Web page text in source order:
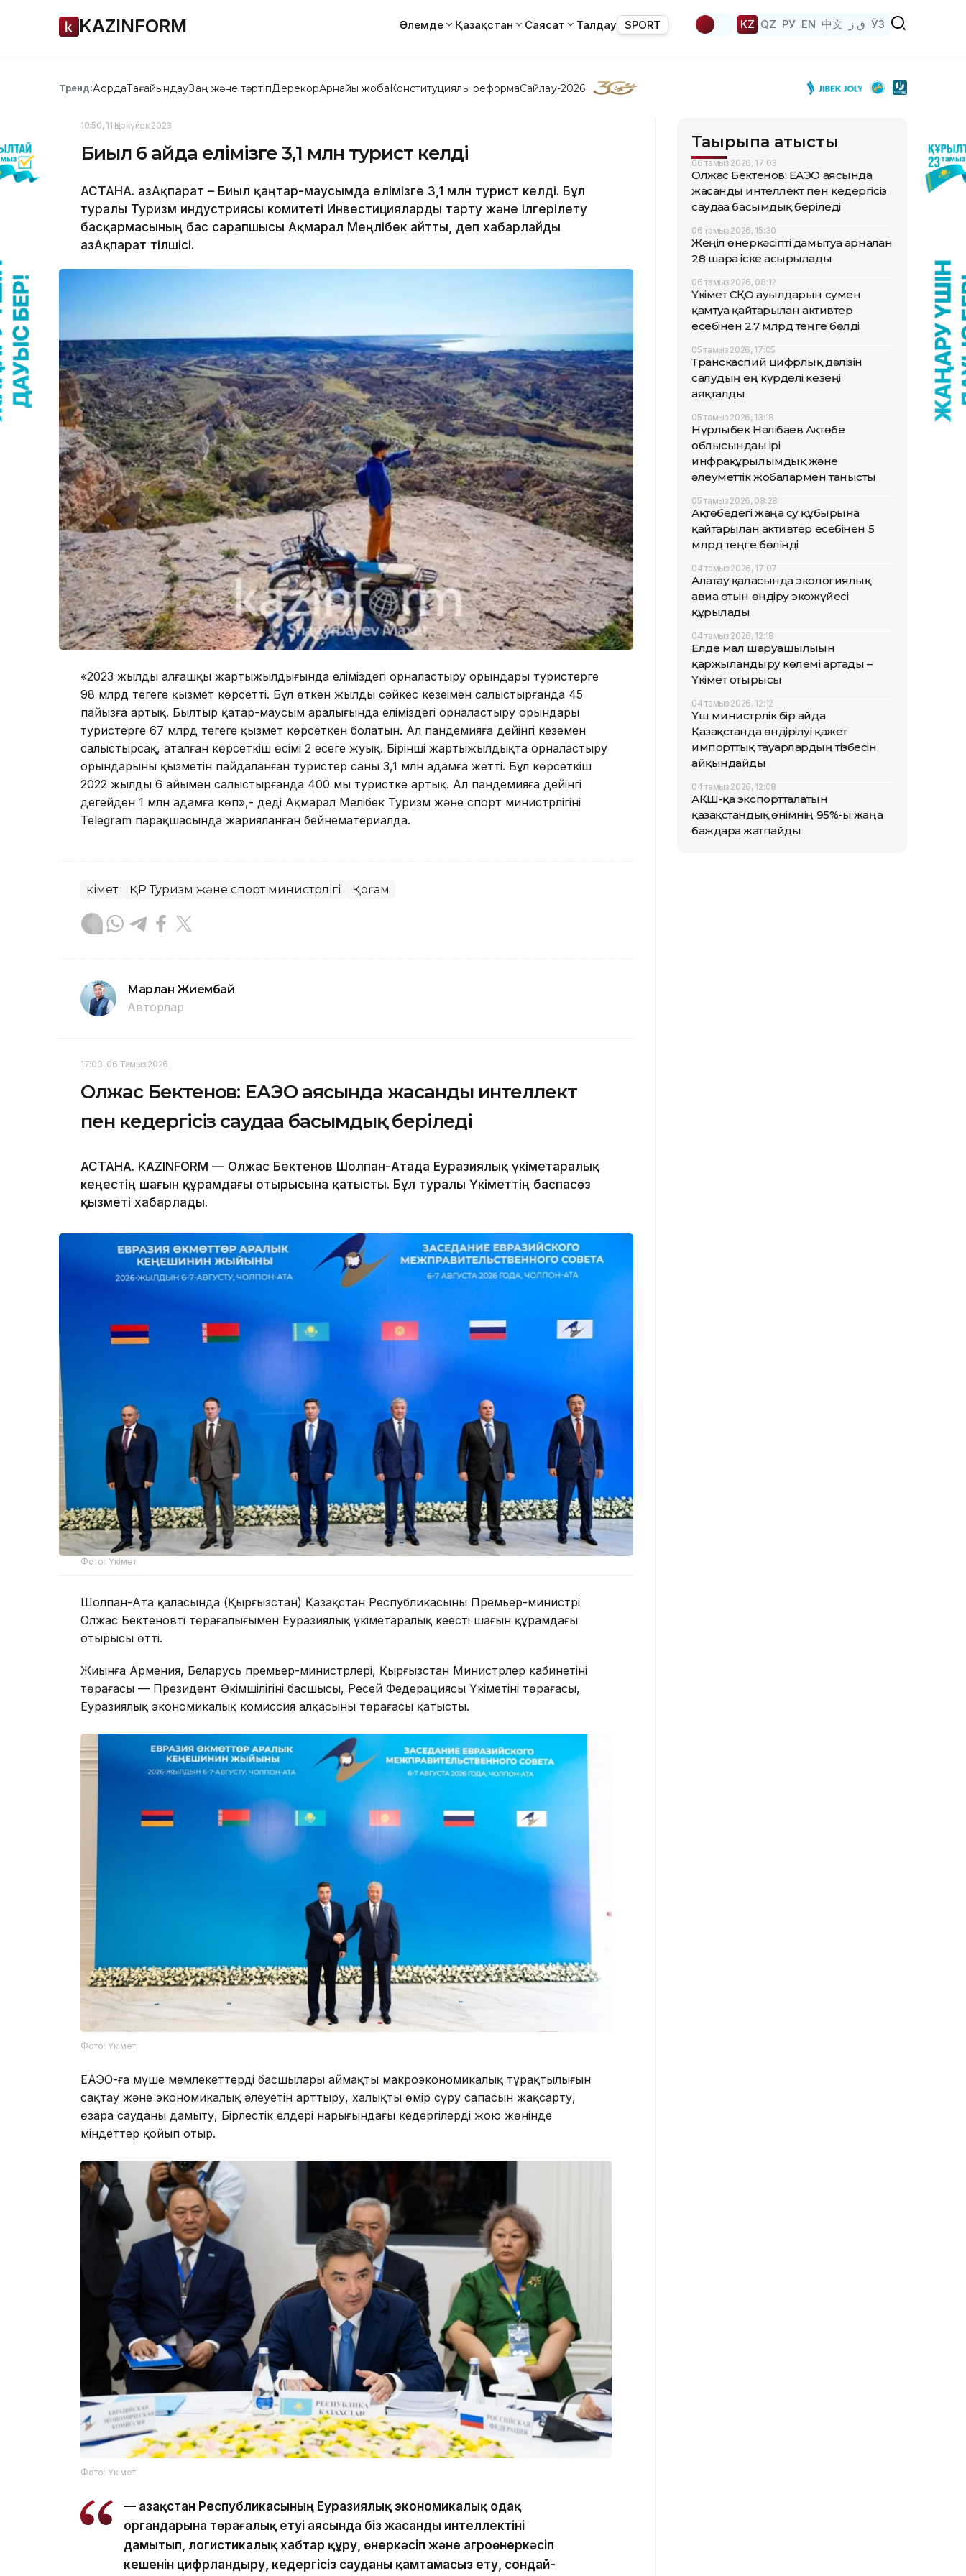
KAZINFORM Әлемде Қазақстан Саясат Талдау SPORT KZ QZ РУ EN 中文 ق ز ЎЗ
Тренд:АқордаТағайындауЗаң және тәртіпДерекқорАрнайы жобаКонституциялық реформаСайлау-2026
10:50, 11 Қыркүйек 2023
Биыл 6 айда елімізге 3,1 млн турист келді
АСТАНА. ҚазАқпарат – Биыл қаңтар-маусымда елімізге 3,1 млн турист келді. Бұл
туралы Туризм индустриясы комитеті Инвестицияларды тарту және ілгерілету
басқармасының бас сарапшысы Ақмарал Меңлібек айтты, деп хабарлайды
ҚазАқпарат тілшісі.
«2023 жылдың алғашқы жартыжылдығында еліміздегі орналастыру орындары туристерге
98 млрд теңгеге қызмет көрсетті. Бұл өткен жылдың сәйкес кезеңімен салыстырғанда 45
пайызға артық. Былтыр қаңтар-маусым аралығында еліміздегі орналастыру орындары
туристерге 67 млрд теңгеге қызмет көрсеткен болатын. Ал пандемияға дейінгі кезеңмен
салыстырсақ, аталған көрсеткіш өсімі 2 есеге жуық. Бірінші жартыжылдықта орналастыру
орындарының қызметін пайдаланған туристер саны 3,1 млн адамға жетті. Бұл көрсеткіш
2022 жылдың 6 айымен салыстырғанда 400 мың туристке артық. Ал пандемияға дейінгі
деңгейден 1 млн адамға көп»,- деді Ақмарал Меңлібек Туризм және спорт министрлігінің
Telegram парақшасында жарияланған бейнематериалда.
Үкімет ҚР Туризм және спорт министрлігі Қоғам
Марлан Жиембай
Авторлар
17:03, 06 Тамыз 2026
Олжас Бектенов: ЕАЭО аясында жасанды интеллект
пен кедергісіз саудаға басымдық беріледі
АСТАНА. KAZINFORM — Олжас Бектенов Шолпан-Атада Еуразиялық үкіметаралық
кеңестің шағын құрамдағы отырысына қатысты. Бұл туралы Үкіметтің баспасөз
қызметі хабарлады.
Фото: Үкімет
Шолпан-Ата қаласында (Қырғызстан) Қазақстан Республикасының Премьер-министрі
Олжас Бектеновтің төрағалығымен Еуразиялық үкіметаралық кеңестің шағын құрамдағы
отырысы өтті.
Жиынға Армения, Беларусь премьер-министрлері, Қырғызстан Министрлер кабинетінің
төрағасы — Президент Әкімшілігінің басшысы, Ресей Федерациясы Үкіметінің төрағасы,
Еуразиялық экономикалық комиссия алқасының төрағасы қатысты.
Фото: Үкімет
ЕАЭО-ға мүше мемлекеттердің басшылары аймақтың макроэкономикалық тұрақтылығын
сақтау және экономикалық әлеуетін арттыру, халықтың өмір сүру сапасын жақсарту,
өзара сауданы дамыту, Бірлестік елдері нарығындағы кедергілерді жою жөнінде
міндеттер қойып отыр.
Фото: Үкімет
— Қазақстан Республикасының Еуразиялық экономикалық одақ
органдарына төрағалық етуі аясында біз жасанды интеллектіні
дамытып, логистикалық хабтар құру, өнеркәсіп және агроөнеркәсіп
кешенін цифрландыру, кедергісіз сауданы қамтамасыз ету, сондай-
Тақырыпқа қатысты
06 тамыз 2026, 17:03
Олжас Бектенов: ЕАЭО аясында
жасанды интеллект пен кедергісіз
саудаға басымдық беріледі
06 тамыз 2026, 15:30
Жеңіл өнеркәсіпті дамытуға арналған
28 шара іске асырылады
06 тамыз 2026, 08:12
Үкімет СҚО ауылдарын сумен
қамтуға қайтарылған активтер
есебінен 2,7 млрд теңге бөлді
05 тамыз 2026, 17:05
Транскаспий цифрлық дәлізін
салудың ең күрделі кезеңі
аяқталды
05 тамыз 2026, 13:18
Нұрлыбек Нәлібаев Ақтөбе
облысындағы ірі
инфрақұрылымдық және
әлеуметтік жобалармен танысты
05 тамыз 2026, 08:28
Ақтөбедегі жаңа су құбырына
қайтарылған активтер есебінен 5
млрд теңге бөлінді
04 тамыз 2026, 17:07
Алатау қаласында экологиялық
авиа отын өндіру экожүйесі
құрылады
04 тамыз 2026, 12:18
Елде мал шаруашылығын
қаржыландыру көлемі артады –
Үкімет отырысы
04 тамыз 2026, 12:12
Үш министрлік бір айда
Қазақстанда өндірілуі қажет
импорттық тауарлардың тізбесін
айқындайды
04 тамыз 2026, 12:08
АҚШ-қа экспортталатын
қазақстандық өнімнің 95%-ы жаңа
баждарға жатпайды